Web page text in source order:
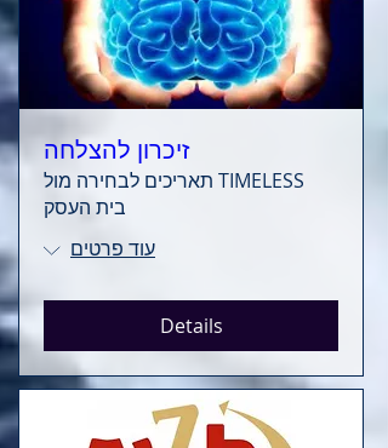
זיכרון להצלחה
TIMELESS תאריכים לבחירה מול
בית העסק
עוד פרטים
Details